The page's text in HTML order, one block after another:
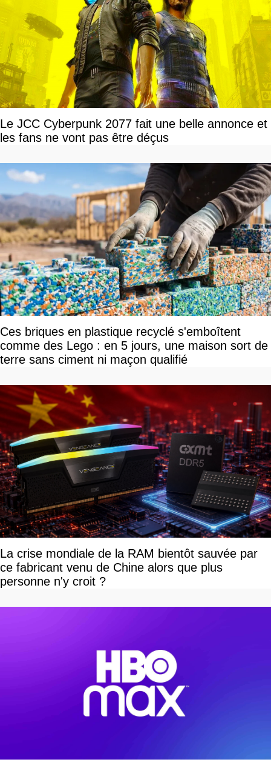
Le JCC Cyberpunk 2077 fait une belle annonce et
les fans ne vont pas être déçus
Ces briques en plastique recyclé s'emboîtent
comme des Lego : en 5 jours, une maison sort de
terre sans ciment ni maçon qualifié
La crise mondiale de la RAM bientôt sauvée par
ce fabricant venu de Chine alors que plus
personne n'y croit ?